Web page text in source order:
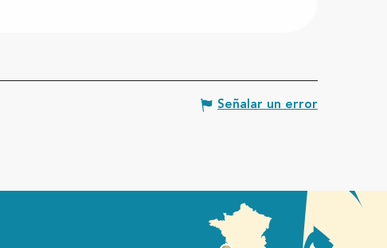
Señalar un error